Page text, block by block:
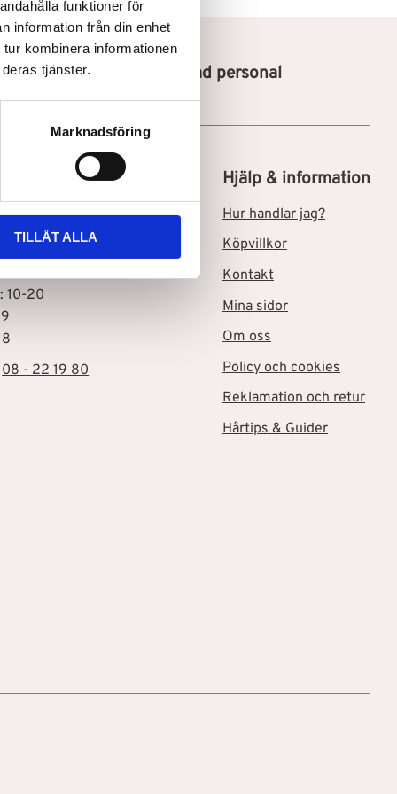
funktioner för
information från din enhet
kombinera informationen
tjänster.
Marknadsföring
TILLÅT ALLA
Utbildad personal
i Skärholmen C
3
10-20
08 - 22 19 80
Hjälp & information
Hur handlar jag?
Köpvillkor
Kontakt
Mina sidor
Om oss
Policy och cookies
Reklamation och retur
Hårtips & Guider